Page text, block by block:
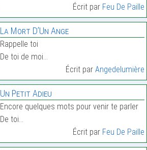
Écrit par Feu De Paille
La Mort D’Un Ange
Rappelle toi
De toi de moi…
Écrit par Angedelumière
Un Petit Adieu
Encore quelques mots pour venir te parler
De toi…
Écrit par Feu De Paille